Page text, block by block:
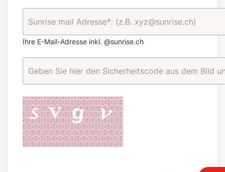
Ihre E-Mail-Adresse inkl. @sunrise.ch